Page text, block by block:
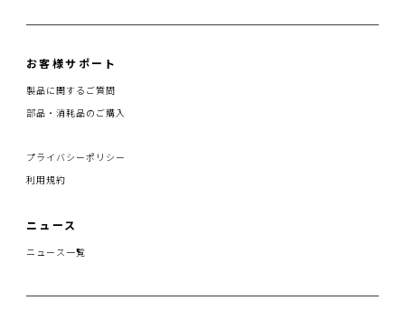
お客様サポート
製品に関するご質問
部品・消耗品のご購入
プライバシーポリシー
利用規約
ニュース
ニュース一覧